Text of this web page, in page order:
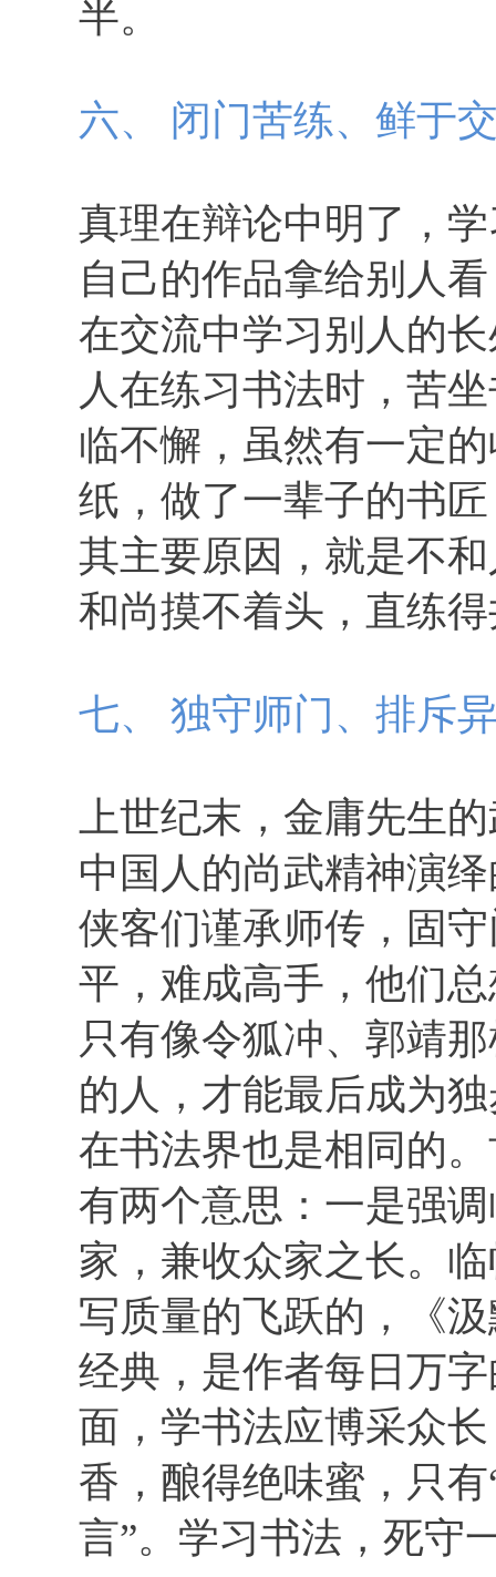
半。
六、 闭门苦练、鲜于
真理在辩论中明了，
自己的作品拿给别人
在交流中学习别人的
人在练习书法时，苦
临不懈，虽然有一定
纸，做了一辈子的书
其主要原因，就是不
和尚摸不着头，直练
七、 独守师门、排斥
上世纪末，金庸先生
中国人的尚武精神演
侠客们谨承师传，固
平，难成高手，他们
只有像令狐冲、郭靖
的人，才能最后成为
在书法界也是相同的
有两个意思：一是强
家，兼收众家之长。
写质量的飞跃的，《
经典，是作者每日万
面，学书法应博采众
香，酿得绝味蜜，只
言”。学习书法，死守